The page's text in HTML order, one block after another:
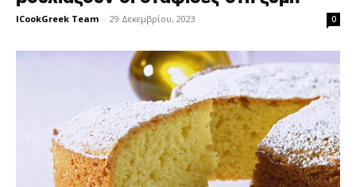
ICookGreek Team - 29 Δεκεμβρίου, 2023 0